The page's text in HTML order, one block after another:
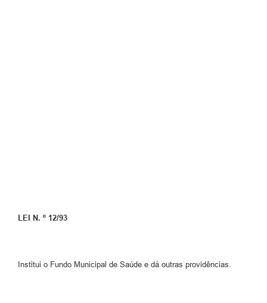
Cadastro usuários de transporte para Trabalho
Cadastro para Estágio
LEI N. º 12/93
Institui o Fundo Municipal de Saúde e dá outras providências.